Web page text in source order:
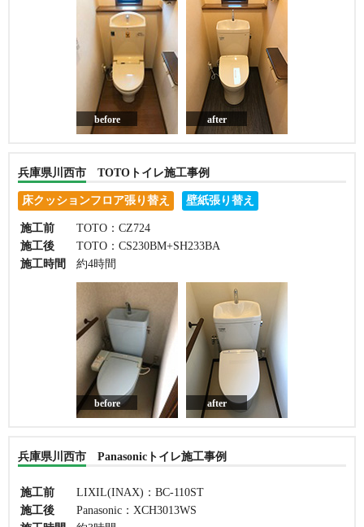
before after
兵庫県川西市 TOTOトイレ施工事例
床クッションフロア張り替え 壁紙張り替え
施工前
TOTO：CZ724
施工後
TOTO：CS230BM+SH233BA
施工時間
約4時間
before after
兵庫県川西市 Panasonicトイレ施工事例
施工前
LIXIL(INAX)：BC-110ST
施工後
Panasonic：XCH3013WS